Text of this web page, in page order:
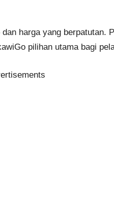
harga yang berpatutan.
pilihan utama bagi